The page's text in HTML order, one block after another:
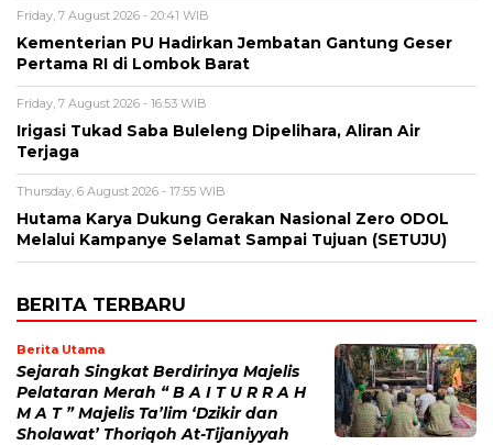
Friday, 7 August 2026 - 20:41 WIB
Kementerian PU Hadirkan Jembatan Gantung Geser
Pertama RI di Lombok Barat
Friday, 7 August 2026 - 16:53 WIB
Irigasi Tukad Saba Buleleng Dipelihara, Aliran Air
Terjaga
Thursday, 6 August 2026 - 17:55 WIB
Hutama Karya Dukung Gerakan Nasional Zero ODOL
Melalui Kampanye Selamat Sampai Tujuan (SETUJU)
BERITA TERBARU
Berita Utama
Sejarah Singkat Berdirinya Majelis
Pelataran Merah “ B A I T U R R A H
M A T ” Majelis Ta’lim ‘Dzikir dan
Sholawat’ Thoriqoh At-Tijaniyyah